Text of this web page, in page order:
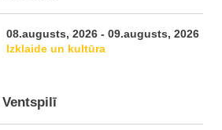
08.augusts, 2026 - 09.augusts, 2026
Izklaide un kultūra
Ventspilī